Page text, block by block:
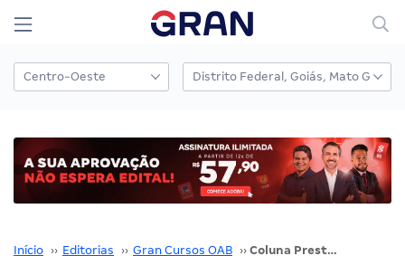
Início ›› Editorias ›› Gran Cursos OAB ›› Coluna Prestes a Passar – Você é um(a) vencedor(a) – Parte II